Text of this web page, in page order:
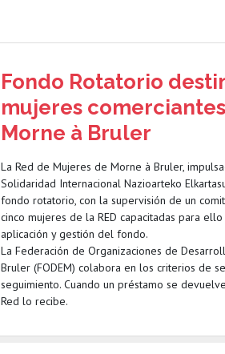
Fondo Rotatorio
mujeres
Morne à Bruler
La Red de Mujeres de Morne à Bruler,
Solidaridad Internacional Nazioarteko
fondo rotatorio, con la supervisión de un
cinco mujeres de la RED capacitadas para
aplicación y gestión del fondo.
La Federación de Organizaciones de
Bruler (FODEM) colabora en los criterios de
seguimiento. Cuando un préstamo se
Red lo recibe.